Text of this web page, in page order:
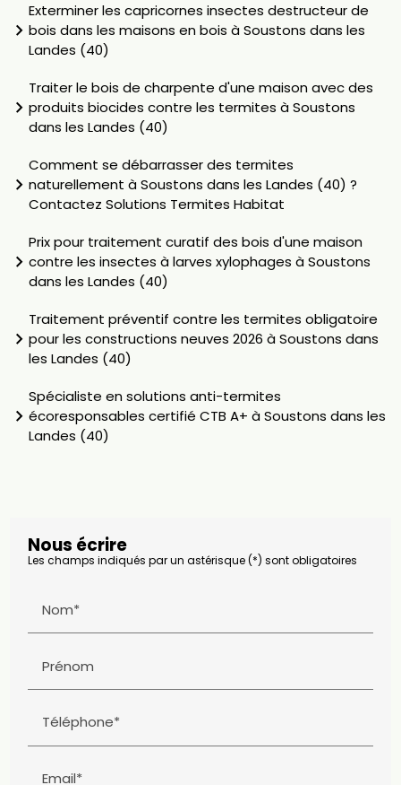
Exterminer les capricornes insectes destructeur de
bois dans les maisons en bois à Soustons dans les
Landes (40)
Traiter le bois de charpente d'une maison avec des
produits biocides contre les termites à Soustons
dans les Landes (40)
Comment se débarrasser des termites
naturellement à Soustons dans les Landes (40) ?
Contactez Solutions Termites Habitat
Prix pour traitement curatif des bois d'une maison
contre les insectes à larves xylophages à Soustons
dans les Landes (40)
Traitement préventif contre les termites obligatoire
pour les constructions neuves 2026 à Soustons dans
les Landes (40)
Spécialiste en solutions anti-termites
écoresponsables certifié CTB A+ à Soustons dans les
Landes (40)
Nous écrire
Les champs indiqués par un astérisque (*) sont obligatoires
Nom*
Prénom
Téléphone*
Email*